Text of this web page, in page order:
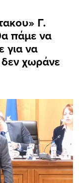
Γ.
πάμε να
για να
χωράνε